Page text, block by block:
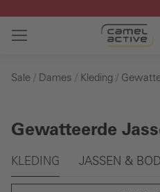
Ga naar de hoofdinhoud
Sale Dames Kleding
Gewatteerde
Galerie overslaan
KLEDING JASSEN &